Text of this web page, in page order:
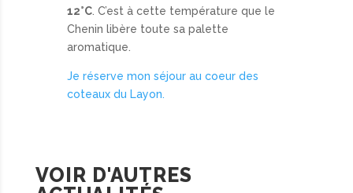
12°C. C’est à cette température que le
Chenin libère toute sa palette
aromatique.
Je réserve mon séjour au coeur des
coteaux du Layon.
VOIR D'AUTRES